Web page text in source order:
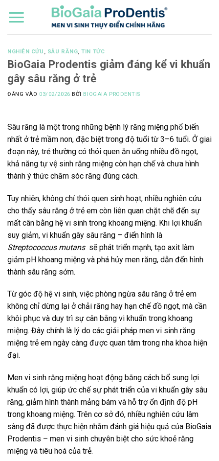
qua
NGHIÊN CỨU , SÂU RĂNG,TIN TỨC
BioGaia Prodentis giảm đáng kể vi khuẩn
gây sâu răng ở trẻ
ĐĂNG VÀO 03/02/2026 BỞI BIOGAIA PRODENTIS
Sâu răng là một trong những bệnh lý răng miệng phổ biến
nhất ở trẻ mầm non, đặc biệt trong độ tuổi từ 3–6 tuổi. Ở giai
đoạn này, trẻ thường có thói quen ăn uống nhiều đồ ngọt,
khả năng tự vệ sinh răng miệng còn hạn chế và chưa hình
thành ý thức chăm sóc răng đúng cách.
Tuy nhiên, không chỉ thói quen sinh hoạt, nhiều nghiên cứu
cho thấy sâu răng ở trẻ em còn liên quan chặt chẽ đến sự
mất cân bằng hệ vi sinh trong khoang miệng. Khi lợi khuẩn
suy giảm, vi khuẩn gây sâu răng – điển hình là
Streptococcus mutanssẽ phát triển mạnh, tạo axit làm
giảm pH khoang miệng và phá hủy men răng, dẫn đến hình
thành sâu răng sớm.
Từ góc độ hệ vi sinh, việc phòng ngừa sâu răng ở trẻ em
không chỉ dừng lại ở chải răng hay hạn chế đồ ngọt, mà cần
khôi phục và duy trì sự cân bằng vi khuẩn trong khoang
miệng. Đây chính là lý do các giải pháp men vi sinh răng
miệng trẻ em ngày càng được quan tâm trong nha khoa hiện
đại.
Men vi sinh răng miệng hoạt động bằng cách bổ sung lợi
khuẩn có lợi, giúp ức chế sự phát triển của vi khuẩn gây sâu
răng, giảm hình thành mảng bám và hỗ trợ ổn định độ pH
trong khoang miệng. Trên cơ sở đó, nhiều nghiên cứu lâm
sàng đã được thực hiện nhằm đánh giá hiệu quả của BioGaia
Prodentis – men vi sinh chuyên biệt cho sức khoẻ răng
miệng và tiêu hoá của trẻ.